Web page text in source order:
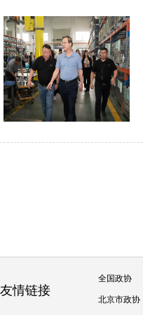
友情链接
全国政协
北京市政协